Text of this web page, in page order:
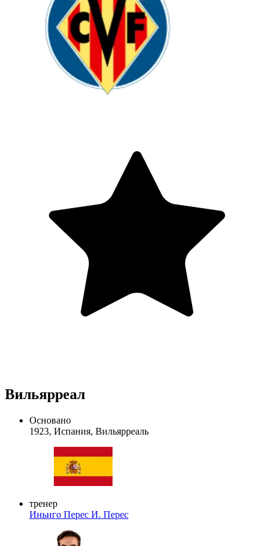
Вильярреал
Основано
1923, Испания, Вильярреаль
тренер
Иньиго Перес И. Перес